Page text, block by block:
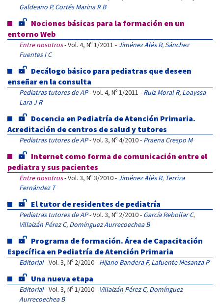
Galdeano P, Cortés Marina R B
Nociones básicas para la formación en un
entorno Web
Entre nosotros- Vol. 4, Nº 1/2011 - Jiménez Alés R, Sánchez
Fuentes I C
Decálogo básico para pediatras que deseen
enseñar en la consulta
Pediatras tutores de AP- Vol. 4, Nº 1/2011 - Ruiz Moral R, Loayssa
Lara J R
Docencia en Pediatría de Atención Primaria.
Acreditación de centros de salud y tutores
Pediatras tutores de AP- Vol. 3, Nº 4/2010 - Praena Crespo M
Internet como forma de comunicación entre el
pediatra y sus pacientes
Entre nosotros- Vol. 3, Nº 3/2010 - Jiménez Alés R, Terriza
Fernández T
El tutor de residentes de pediatría
Pediatras tutores de AP- Vol. 3, Nº 2/2010 - García Rebollar C,
Villaizán Pérez C, Domínguez Aurrecoechea B
Programa de formación. Área de Capacitación
Específica en Pediatría de Atención Primaria
Editorial- Vol. 3, Nº 2/2010 - Hijano Bandera F, Lafuente Mesanza P
Una nueva etapa
Editorial- Vol. 3, Nº 1/2010 - Villaizán Pérez C, Domínguez
Aurrecoechea B